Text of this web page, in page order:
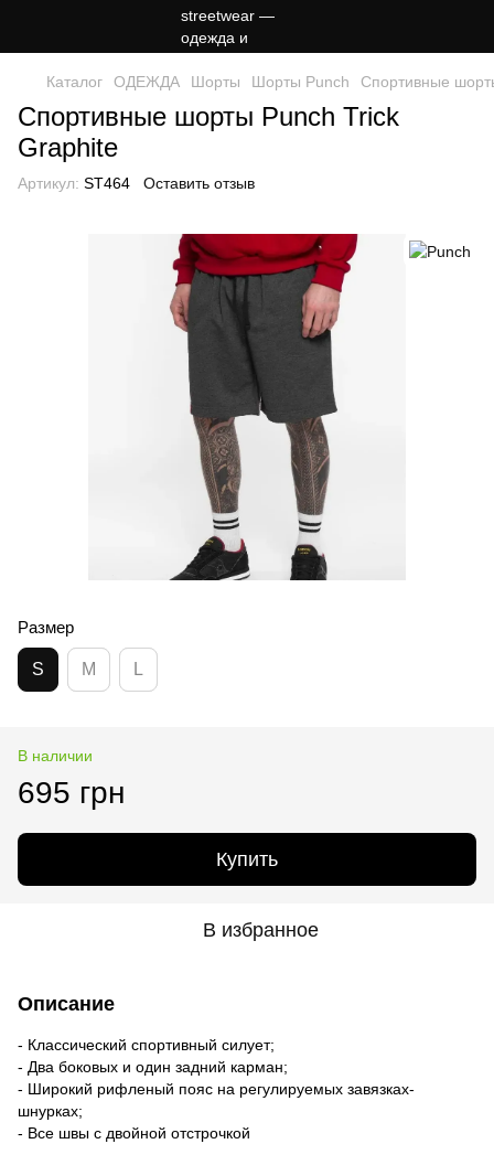
Каталог ОДЕЖДА Шорты Шорты Punch Спортивные
Спортивные шорты Punch Trick
Graphite
Артикул: ST464 Оставить отзыв
Размер
S M L
В наличии
695 грн
Купить
В избранное
Описание
- Классический спортивный силует;
- Два боковых и один задний карман;
- Широкий рифленый пояс на регулируемых завязках-
шнурках;
- Все швы с двойной отстрочкой